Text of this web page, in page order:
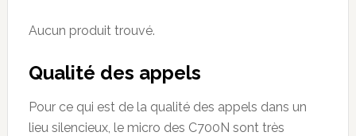
Aucun produit trouvé.
Qualité des appels
Pour ce qui est de la qualité des appels dans un
lieu silencieux, le micro des C700N sont très